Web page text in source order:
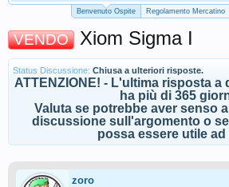
Benvenuto Ospite Regolamento Mercatino
VENDO Xiom Sigma I
Status Discussione: Chiusa a ulteriori risposte.
ATTENZIONE! - L'ultima risposta
ha più di 365
Valuta se potrebbe aver senso
discussione sull'argomento o
possa essere utile ad
zoro